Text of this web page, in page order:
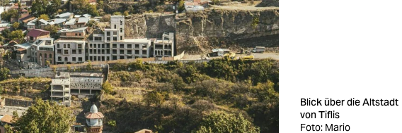
Blick über die Altstadt
von Tiflis
Foto: Mario